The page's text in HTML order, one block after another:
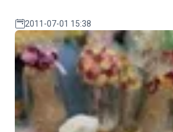
2011-07-01 15:38